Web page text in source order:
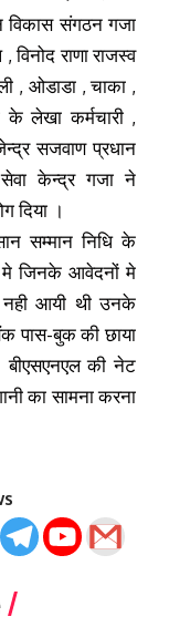
विकास संगठन गजा
राणा राजस्व
, ओडाडा , चाका ,
लेखा कर्मचारी ,
सजवाण प्रधान
केन्द्र गजा ने
दिया ।
सम्मान निधि के
मे जिनके आवेदनों मे
आयी थी उनके
पास-बुक की छाया
की नेट
का सामना करना